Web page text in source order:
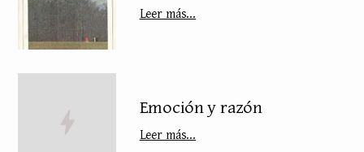
Leer más...
Emoción y razón
Leer más...